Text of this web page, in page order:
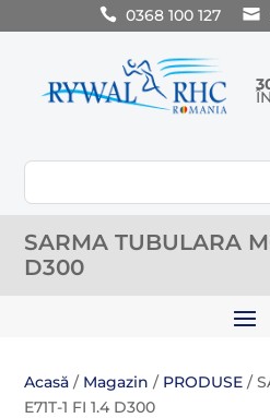
0368 100 127
SARMA TUBULARA
D300
Acasă / Magazin / PRODUSE /
E71T-1 FI 1.4 D300